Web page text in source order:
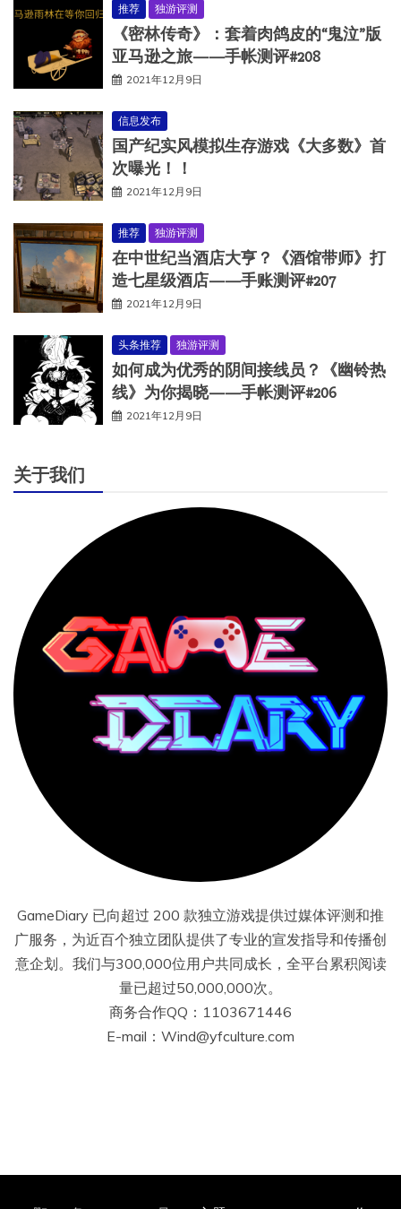
推荐 独游评测
《密林传奇》：套着肉鸽皮的“鬼泣”版
亚马逊之旅——手帐测评#208
2021年12月9日
信息发布
国产纪实风模拟生存游戏《大多数》首
次曝光！！
2021年12月9日
推荐 独游评测
在中世纪当酒店大亨？《酒馆带师》打
造七星级酒店——手账测评#207
2021年12月9日
头条推荐 独游评测
如何成为优秀的阴间接线员？《幽铃热
线》为你揭晓——手帐测评#206
2021年12月9日
关于我们
GameDiary 已向超过 200 款独立游戏提供过媒体评测和推
广服务，为近百个独立团队提供了专业的宣发指导和传播创
意企划。我们与300,000位用户共同成长，全平台累积阅读
量已超过50,000,000次。
商务合作QQ：1103671446
E-mail：Wind@yfculture.com